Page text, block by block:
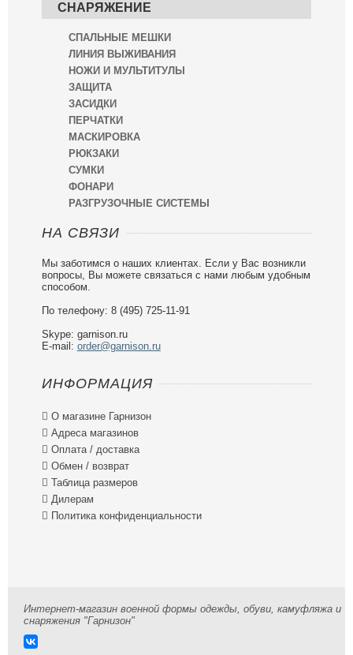
СНАРЯЖЕНИЕ
СПАЛЬНЫЕ МЕШКИ
ЛИНИЯ ВЫЖИВАНИЯ
НОЖИ И МУЛЬТИТУЛЫ
ЗАЩИТА
ЗАСИДКИ
ПЕРЧАТКИ
МАСКИРОВКА
РЮКЗАКИ
СУМКИ
ФОНАРИ
РАЗГРУЗОЧНЫЕ СИСТЕМЫ
НА СВЯЗИ
Мы заботимся о наших клиентах. Если у Вас возникли
вопросы, Вы можете связаться с нами любым удобным
способом.
По телефону: 8 (495) 725-11-91
Skype: garnison.ru
E-mail: order@garnison.ru
ИНФОРМАЦИЯ
 О магазине Гарнизон
 Адреса магазинов
 Оплата / доставка
 Обмен / возврат
 Таблица размеров
 Дилерам
 Политика конфиденциальности
Интернет-магазин военной формы одежды, обуви, камуфляжа и
снаряжения "Гарнизон"